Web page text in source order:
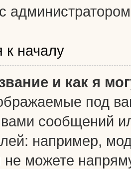
к началу
и как я
под
сообщений
например,
можете